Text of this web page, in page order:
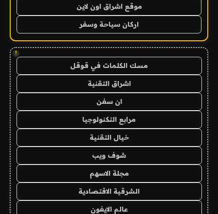
موقع اشراق اون لاين
اركان سياحة وسفر
!
مسك الكلمات في قوقل
اشراق التقنية
ان سفن
مرابع التكنولوجيا
خيال التقنية
شوف ويب
مجلة الاسهم
الشرقية الاقتصادية
عالم الايفون